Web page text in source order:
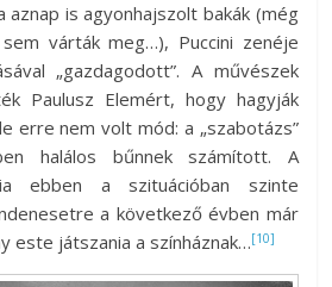
aznap is agyonhajszolt bakák (még
várták meg…), Puccini zenéje
„gazdagodott”. A művészek
Paulusz Elemért, hogy hagyják
erre nem volt mód: a „szabotázs”
halálos bűnnek számított. A
ebben a szituációban szinte
a következő évben már
este játszania a színháznak…[10]